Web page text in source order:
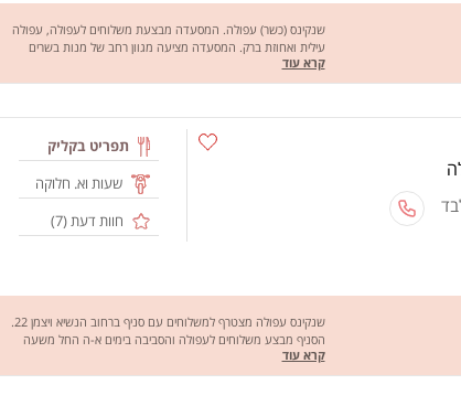
שנקינס (כשר) עפולה. המסעדה מבצעת משלוחים לעפולה, עפולה
עילית ואחוזת ברק. המסעדה מציעה מגוון רחב של מנות בשרים
בפיתה, בלאגט, בלאפה ובחמגשית כמו: שניצל, חזה עוף, מעורב
ירושלמי, המבורגר, פרגית ועוד. מחכים לכם לחוויה מהנה, שיהיה
קרא עוד
תפריט בקליק
שעות וא. חלוקה
חוות דעת (7
)
שנקינס עפולה מצטרף למשלוחים עם סניף ברחוב הנשיא ויצמן 22.
הסניף מבצע משלוחים לעפולה והסביבה בימים א-ה החל משעה
23:00 ומזמין אתכם להנות מתפריט מגוון של כריכים ובשרים על האש,
קרא עוד